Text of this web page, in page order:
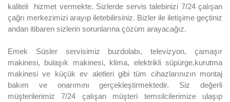
kaliteli hizmet vermekte. Sizlerde servis talebinizi 7/24 çalışan
çağrı merkezimizi arayıp iletebilirsiniz. Bizler ile iletişime geçtiniz
andan itibaren sizlerin sorunlarına çözüm arayacağız.
Emek Süsler servisimiz buzdolabı, televizyon, çamaşır
makinesi, bulaşık makinesi, klima, elektrikli süpürge,kurutma
makinesi ve küçük ev aletleri gibi tüm cihazlarınızın montaj
bakım ve onarımını gerçekleştirmektedir. Siz değerli
müşterilerimiz 7/24 çalışan müşteri temsilcilerimize ulaşıp